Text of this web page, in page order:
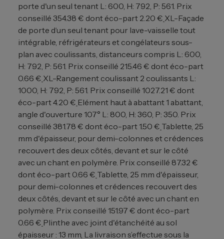
porte d'un seul tenant L: 600, H: 792, P: 561. Prix
conseillé 354.38 € dont éco-part 2.20 € XL-Façade
de porte d‘un seul tenant pour lave-vaisselle tout
intégrable, réfrigérateurs et congélateurs sous-
plan avec coulissants, distanceurs compris L: 600,
H: 792, P: 561. Prix conseillé 215.46 € dont éco-part
0.66 € XL-Rangement coulissant 2 coulissants L:
1000, H: 792, P: 561. Prix conseillé 1027.21 € dont
éco-part 4.20 € Elément haut à abattant 1 abattant,
angle d'ouverture 107° L: 800, H: 360, P: 350. Prix
conseillé 381.78 € dont éco-part 1.50 € Tablette, 25
mm d'épaisseur, pour demi-colonnes et crédences
recouvert des deux côtés, devant et sur le côté
avec un chant en polymère. Prix conseillé 87.32 €
dont éco-part 0.66 € Tablette, 25 mm d'épaisseur,
pour demi-colonnes et crédences recouvert des
deux côtés, devant et sur le côté avec un chant en
polymère. Prix conseillé 151.97 € dont éco-part
0.66 € Plinthe avec joint d'étanchéité au sol
épaisseur : 13 mm, La livraison s’effectue sous la